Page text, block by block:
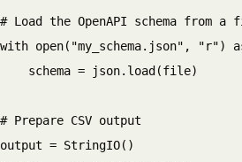
# Load the OpenAPI schema from a
with open("my_schema.json", "r")
# Prepare CSV output
output = StringIO()